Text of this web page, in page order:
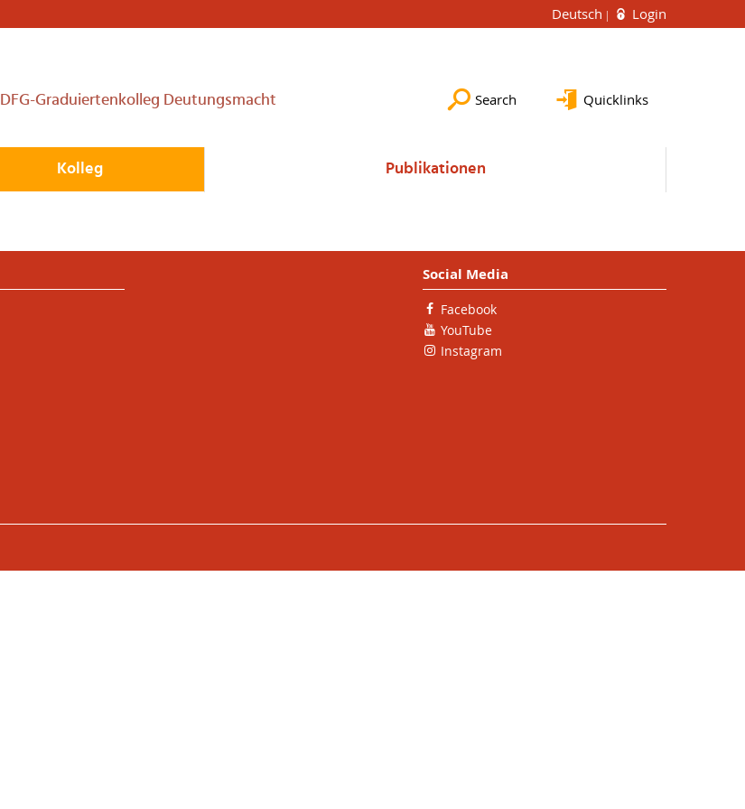
Deutsch Login
DFG-Graduiertenkolleg Deutungsmacht Search Quicklinks
Kolleg Publikationen
Social Media
Facebook
YouTube
Instagram